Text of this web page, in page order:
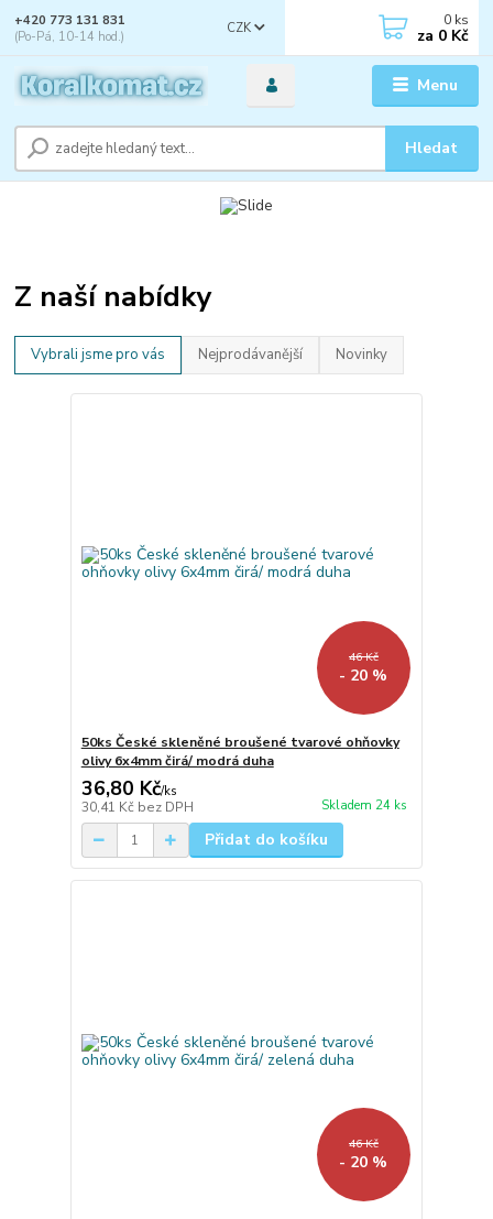
Menu
CZK
Hledat
+420 773 131 831
(Po-Pá, 10-14 hod.)
0 ks
za 0 Kč
Z naší nabídky
Vybrali jsme pro vás Nejprodávanější Novinky
46 Kč
- 20 %
50ks České skleněné broušené tvarové ohňovky
olivy 6x4mm čirá/ modrá duha
36,80 Kč/ks
30,41 Kč bez DPH Skladem 24 ks
Přidat do košíku
46 Kč
- 20 %